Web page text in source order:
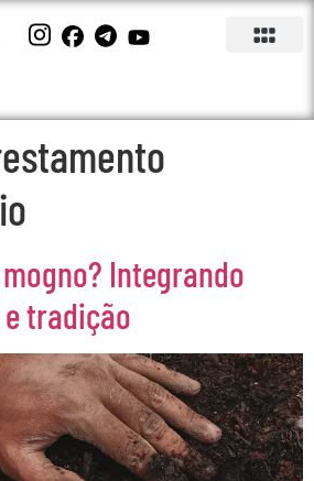
Integrando
tradição